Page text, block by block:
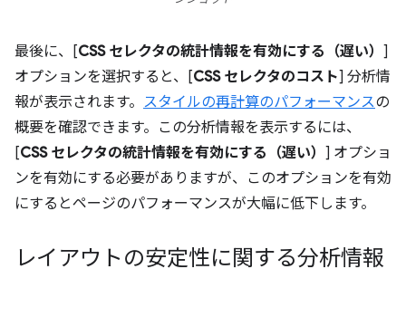
最後に、[CSS セレクタの統計情報を有効にする（遅い） ]
オプションを選択すると、[CSS セレクタのコスト] 分析情
報が表示されます。 スタイルの再計算のパフォーマンスの
概要を確認できます。この分析情報を表示するには、
[CSS セレクタの統計情報を有効にする（遅い） ] オプショ
ンを有効にする必要がありますが、このオプションを有効
にするとページのパフォーマンスが大幅に低下します。
レイアウトの安定性に関する分析情報